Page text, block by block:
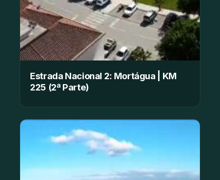
Estrada Nacional 2: Mortágua | KM
225 (2ª Parte)